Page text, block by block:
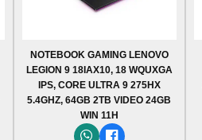
NOTEBOOK GAMING LENOVO
LEGION 9 18IAX10, 18 WQUXGA
IPS, CORE ULTRA 9 275HX
5.4GHZ, 64GB 2TB VIDEO 24GB
WIN 11H